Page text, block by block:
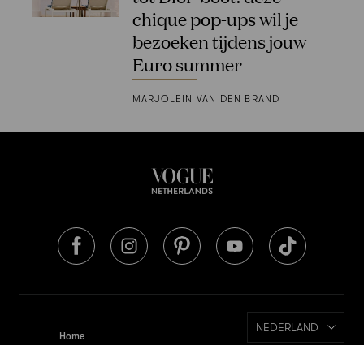
chique pop-ups wil je
bezoeken tijdens jouw
Euro summer
MARJOLEIN VAN DEN BRAND
Home
NEDERLAND